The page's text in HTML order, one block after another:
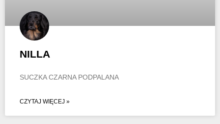
NILLA
SUCZKA CZARNA PODPALANA
CZYTAJ WIĘCEJ »